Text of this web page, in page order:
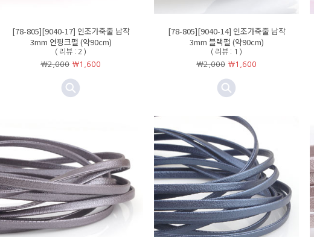
[78-805][9040-17] 인조가죽줄 납작
3mm 연핑크펄 (약90cm)
( 리뷰 : 2 )
￦2,000 ￦1,600
[78-805][9040-14] 인조가죽줄 납작
3mm 블랙펄 (약90cm)
( 리뷰 : 1 )
￦2,000 ￦1,600